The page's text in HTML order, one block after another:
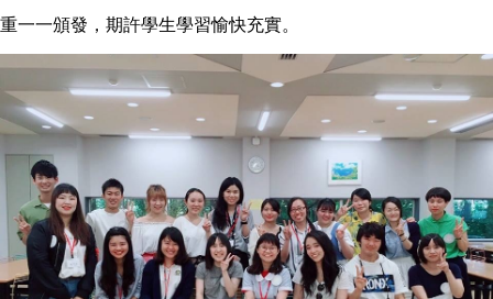
重一一頒發，期許學生學習愉快充實。